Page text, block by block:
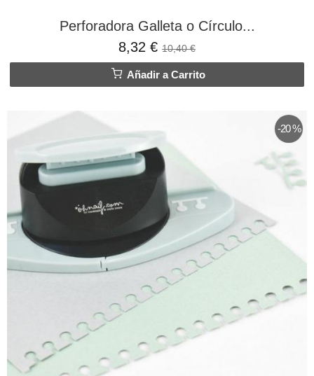
Perforadora Galleta o Círculo...
8,32 € 10,40 €
Añadir a Carrito
-20 %